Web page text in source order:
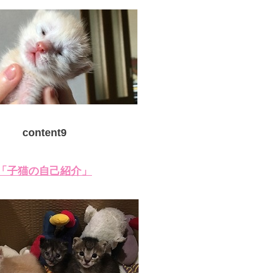
content9
「子猫の自己紹介」